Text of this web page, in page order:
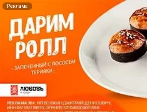
Реклама